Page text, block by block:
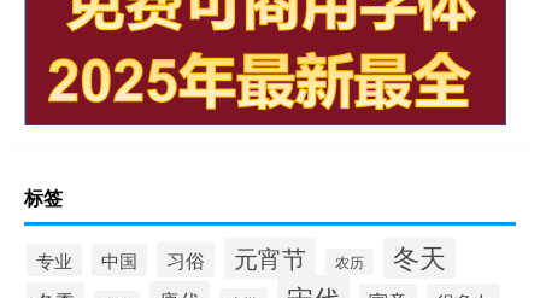
标签
专业 中国 习俗 元宵节 农历 冬天